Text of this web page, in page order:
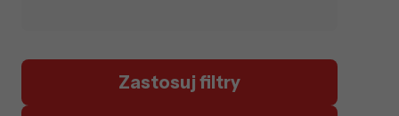
Zastosuj filtry